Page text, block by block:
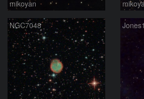
mikoyan
NGC7048 Jones1